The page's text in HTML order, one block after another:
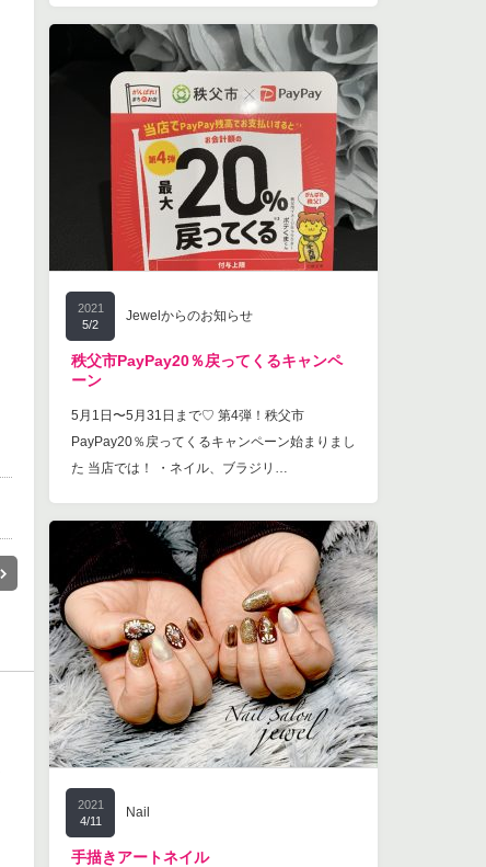
2021
5/2
Jewelからのお知らせ
秩父市PayPay20％戻ってくるキャンペ
ーン
5月1日〜5月31日まで♡ 第4弾！秩父市
PayPay20％戻ってくるキャンペーン始まりまし
た 当店では！ ・ネイル、ブラジリ…
2021
4/11
Nail
手描きアートネイル